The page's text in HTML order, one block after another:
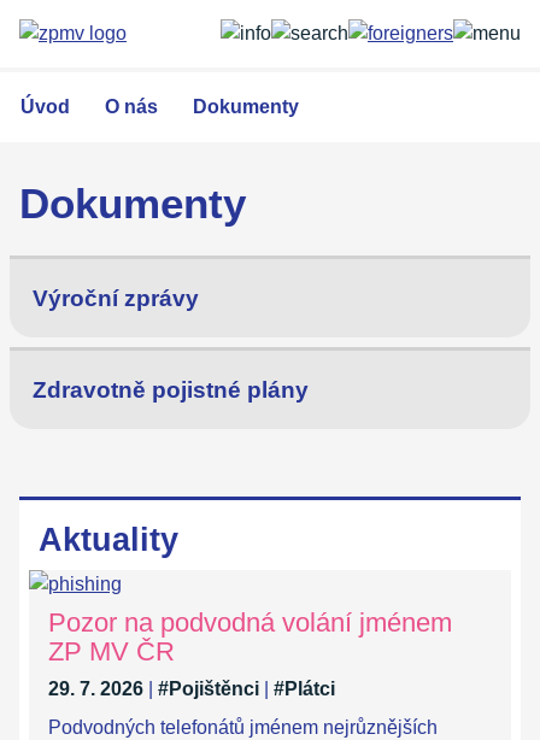
obsahu
Úvod O nás Dokumenty
Dokumenty
Výroční zprávy
Zdravotně pojistné plány
Aktuality
Pozor na podvodná volání jménem
ZP MV ČR
29. 7. 2026 #Pojištěnci
#Plátci
Podvodných telefonátů jménem nejrůznějších